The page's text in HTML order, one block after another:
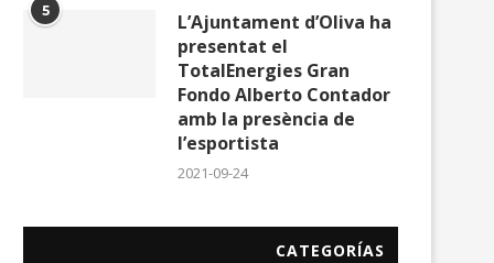
5
L’Ajuntament d’Oliva ha
presentat el
TotalEnergies Gran
Fondo Alberto Contador
amb la presència de
l’esportista
2021-09-24
CATEGORÍAS